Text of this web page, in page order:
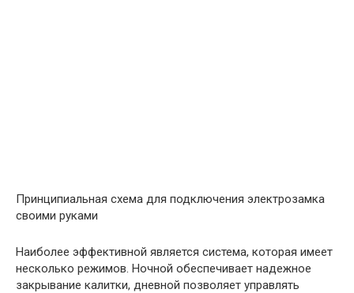
Принципиальная схема для подключения электрозамка
своими руками
Наиболее эффективной является система, которая имеет
несколько режимов. Ночной обеспечивает надежное
закрывание калитки, дневной позволяет управлять